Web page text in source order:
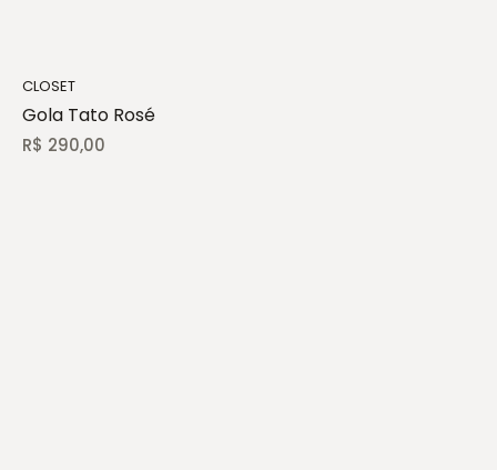
CLOSET
Gola Tato Rosé
R$ 290,00